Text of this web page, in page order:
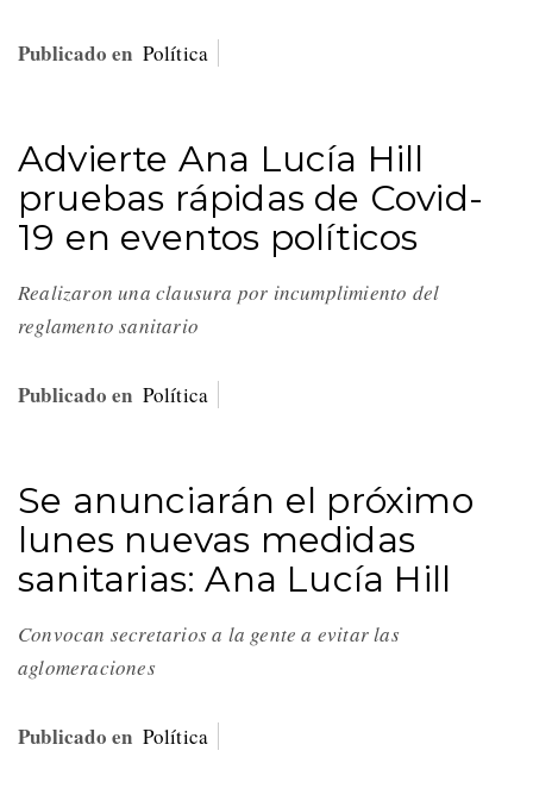
Publicado en Política
Advierte Ana Lucía Hill
pruebas rápidas de Covid-
19 en eventos políticos
Realizaron una clausura por incumplimiento del
reglamento sanitario
Publicado en Política
Se anunciarán el próximo
lunes nuevas medidas
sanitarias: Ana Lucía Hill
Convocan secretarios a la gente a evitar las
aglomeraciones
Publicado en Política